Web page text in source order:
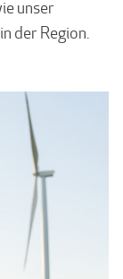
unser
der Region.